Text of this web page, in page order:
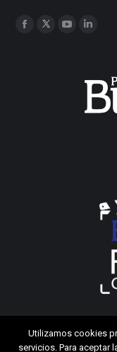
Encuéntranos en:
Facebook
Utilizamos cookies
servicios. Para aceptar